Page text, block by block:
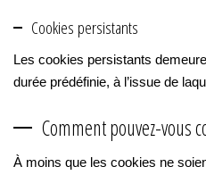
Cookies persistants
Les cookies persistants
durée prédéfinie, à l’issue de
Comment pouvez-vous
À moins que les cookies ne